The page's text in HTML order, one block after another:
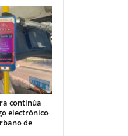
continúa
electrónico
de